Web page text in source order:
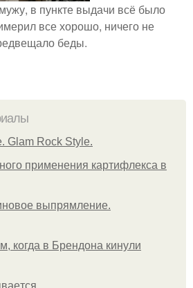
в пункте выдачи всё было
все хорошо, ничего не
беды.
Glam Rock Style.
применения картифлекса в
выпрямление.
когда в Брендона кинули